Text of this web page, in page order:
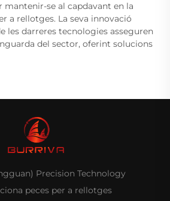
mantenir-se al capdavant en la
a rellotges. La seva innovació
les darreres tecnologies asseguren
del sector, oferint solucions
Precision Technology
peces per a rellotges